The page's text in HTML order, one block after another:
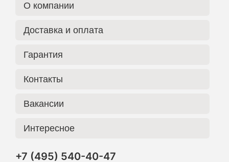
О компании
Доставка и оплата
Гарантия
Контакты
Вакансии
Интересное
+7 (495) 540-40-47